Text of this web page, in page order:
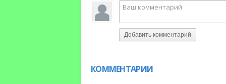
Добавить комментарий
КОММЕНТАРИИ